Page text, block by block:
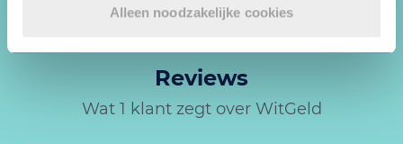
Alleen noodzakelijke cookies
Reviews
Wat 1 klant zegt over WitGeld